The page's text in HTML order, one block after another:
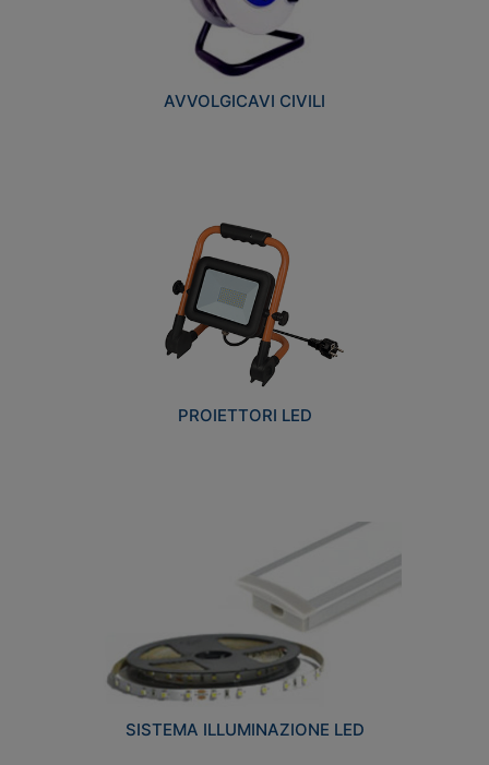
AVVOLGICAVI CIVILI
PROIETTORI LED
SISTEMA ILLUMINAZIONE LED